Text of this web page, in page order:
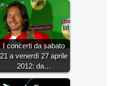
I concerti da sabato
21 a venerdì 27 aprile
2012: da…